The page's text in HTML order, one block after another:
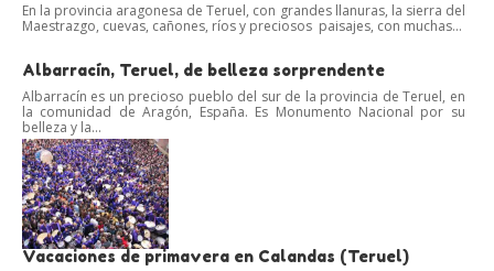
En la provincia aragonesa de Teruel, con grandes llanuras, la sierra del
Maestrazgo, cuevas, cañones, ríos y preciosos paisajes, con muchas...
Albarracín, Teruel, de belleza sorprendente
Albarracín es un precioso pueblo del sur de la provincia de Teruel, en
la comunidad de Aragón, España. Es Monumento Nacional por su
belleza y la...
Vacaciones de primavera en Calandas (Teruel)